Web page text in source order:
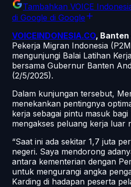
Tambahkan VOICE
di Google di Google
VOICEINDONESIA.CO, Banten
Pekerja Migran Indonesia
mengunjungi Balai Latihan
bersama Gubernur Banten
(2/5/2025).
Dalam kunjungan tersebut,
menekankan pentingnya
kerja sebagai pintu masuk
mengakses peluang kerja luar
“Saat ini ada sekitar 1,7 juta
negeri. Saya mendorong
antara kementerian dengan
untuk mengurangi angka
Karding di hadapan peserta